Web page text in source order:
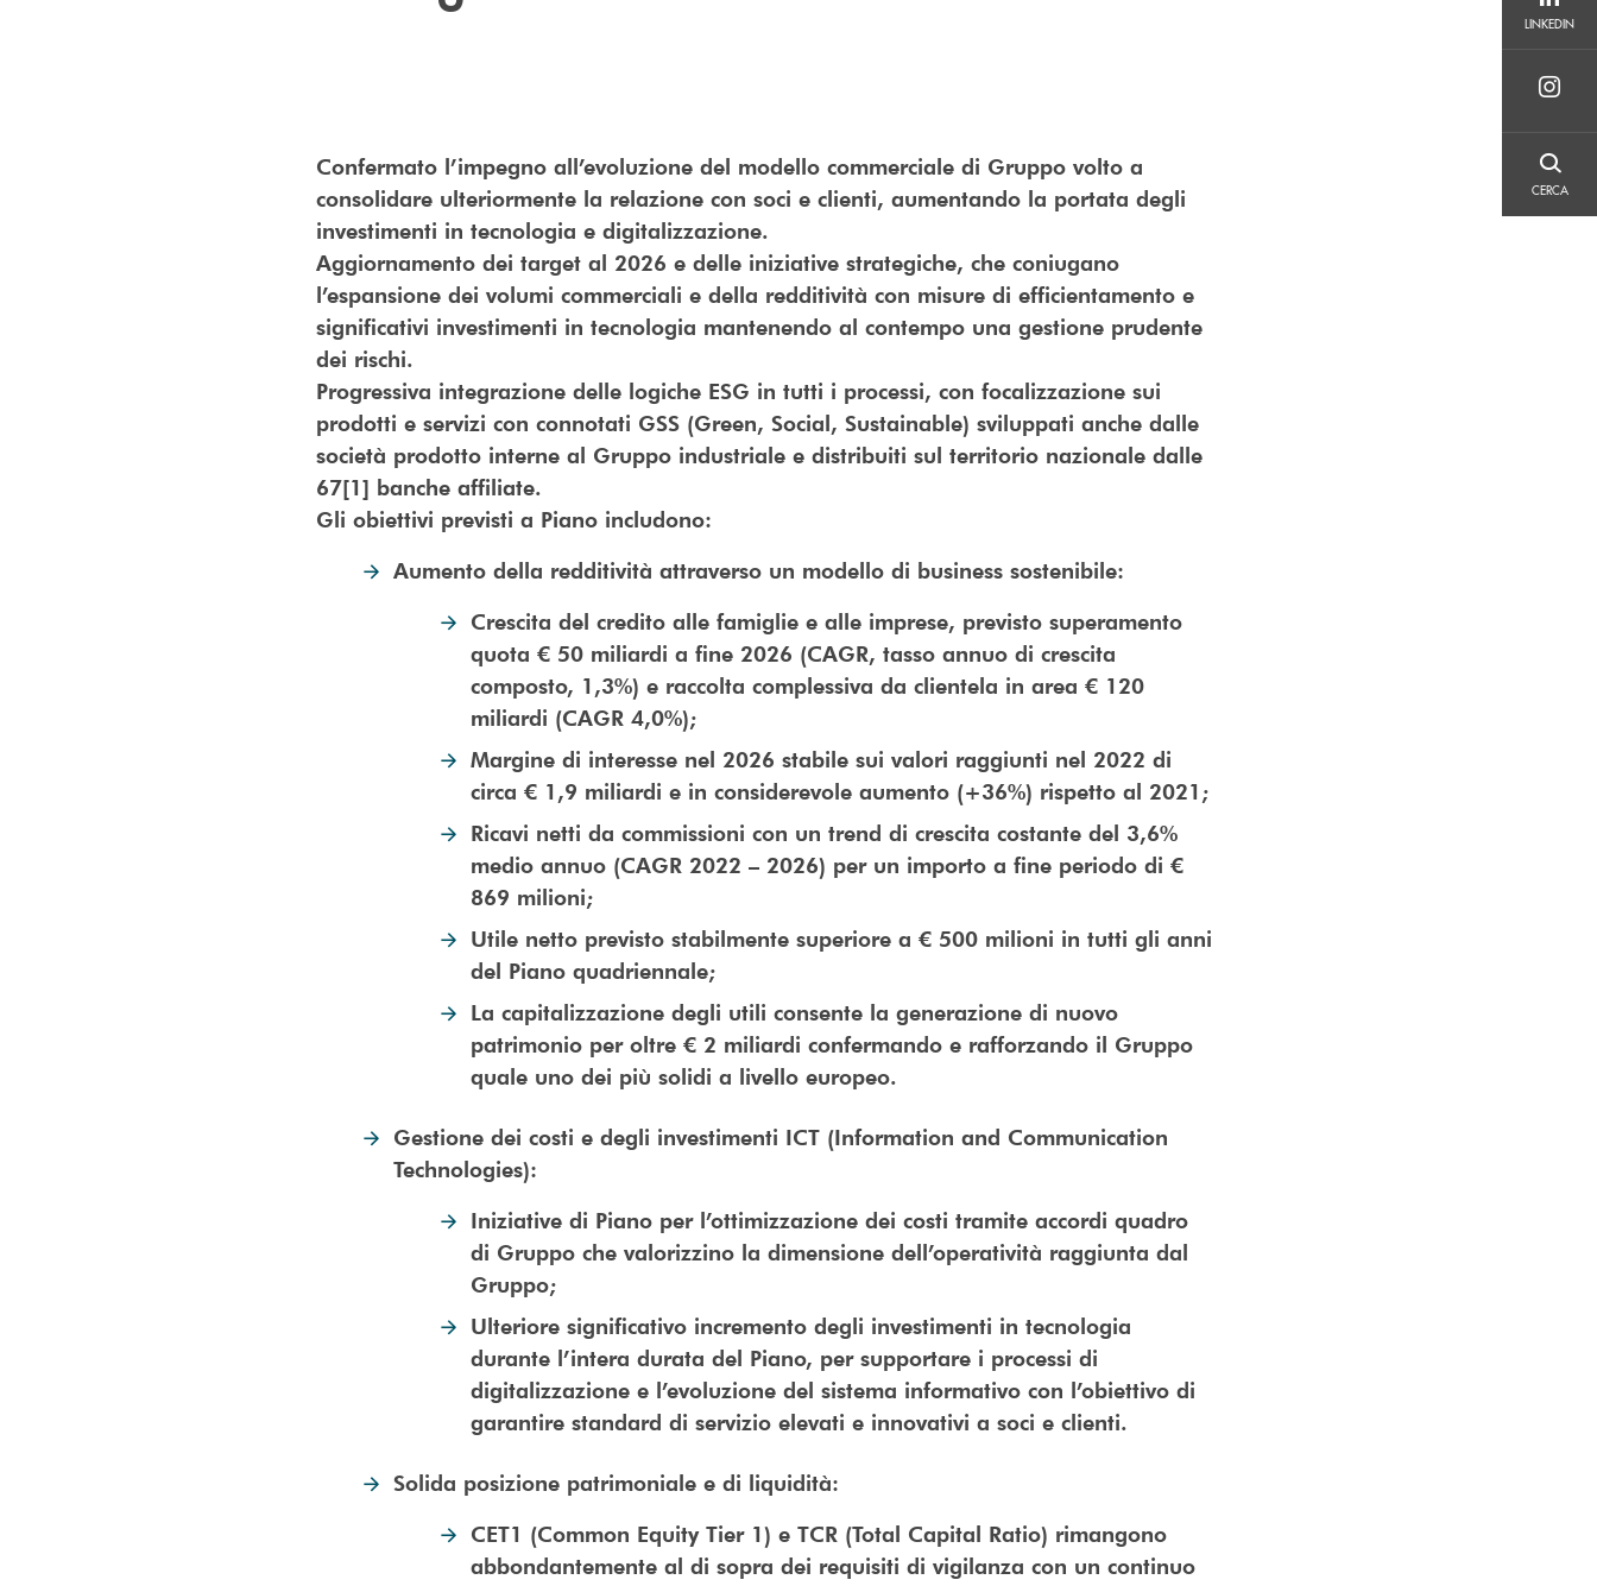
LINKEDIN
CERCA
Confermato l’impegno all’evoluzione del modello commerciale di Gruppo volto a
consolidare ulteriormente la relazione con soci e clienti, aumentando la portata degli
investimenti in tecnologia e digitalizzazione.
Aggiornamento dei target al 2026 e delle iniziative strategiche, che coniugano
l’espansione dei volumi commerciali e della redditività con misure di efficientamento e
significativi investimenti in tecnologia mantenendo al contempo una gestione prudente
dei rischi.
Progressiva integrazione delle logiche ESG in tutti i processi, con focalizzazione sui
prodotti e servizi con connotati GSS (Green, Social, Sustainable) sviluppati anche dalle
società prodotto interne al Gruppo industriale e distribuiti sul territorio nazionale dalle
67[1] banche affiliate.
Gli obiettivi previsti a Piano includono:
Aumento della redditività attraverso un modello di business sostenibile:
Crescita del credito alle famiglie e alle imprese, previsto superamento
quota € 50 miliardi a fine 2026 (CAGR, tasso annuo di crescita
composto, 1,3%) e raccolta complessiva da clientela in area € 120
miliardi (CAGR 4,0%);
Margine di interesse nel 2026 stabile sui valori raggiunti nel 2022 di
circa € 1,9 miliardi e in considerevole aumento (+36%) rispetto al 2021;
Ricavi netti da commissioni con un trend di crescita costante del 3,6%
medio annuo (CAGR 2022 – 2026) per un importo a fine periodo di €
869 milioni;
Utile netto previsto stabilmente superiore a € 500 milioni in tutti gli anni
del Piano quadriennale;
La capitalizzazione degli utili consente la generazione di nuovo
patrimonio per oltre € 2 miliardi confermando e rafforzando il Gruppo
quale uno dei più solidi a livello europeo.
Gestione dei costi e degli investimenti ICT (Information and Communication
Technologies):
Iniziative di Piano per l’ottimizzazione dei costi tramite accordi quadro
di Gruppo che valorizzino la dimensione dell’operatività raggiunta dal
Gruppo;
Ulteriore significativo incremento degli investimenti in tecnologia
durante l’intera durata del Piano, per supportare i processi di
digitalizzazione e l’evoluzione del sistema informativo con l’obiettivo di
garantire standard di servizio elevati e innovativi a soci e clienti.
Solida posizione patrimoniale e di liquidità:
CET1 (Common Equity Tier 1) e TCR (Total Capital Ratio) rimangono
abbondantemente al di sopra dei requisiti di vigilanza con un continuo